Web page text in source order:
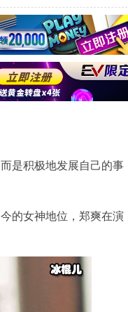
是积极地发展自己的事
的女神地位，郑爽在演